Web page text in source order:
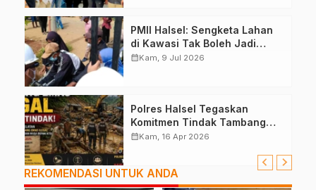
PMII Halsel: Sengketa Lahan
di Kawasi Tak Boleh Jadi
Alasan Aksi Anarkis
calendar_monthKam, 9 Jul 2026
Polres Halsel Tegaskan
Komitmen Tindak Tambang
Ilegal
calendar_monthKam, 16 Apr 2026
REKOMENDASI UNTUK ANDA